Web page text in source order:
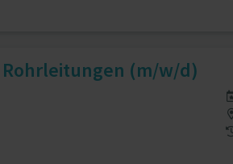
Rohrleitungen (m/w/d)